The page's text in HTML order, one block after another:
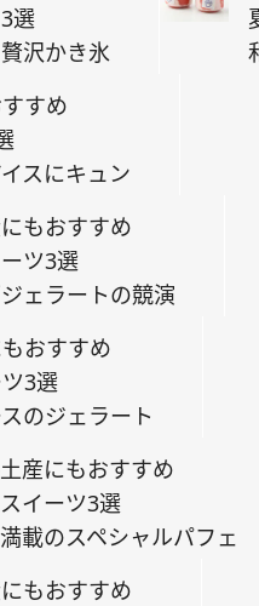
選
沢かき氷
すめ
スにキュン
もおすすめ
ツ3選
ェラートの競演
おすすめ
3選
のジェラート
土産にもおすすめ
イーツ3選
載のスペシャルパフェ
もおすすめ